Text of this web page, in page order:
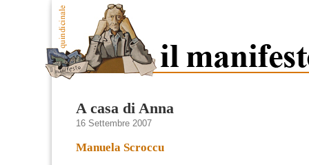
A casa di Anna
16 Settembre 2007
Manuela Scroccu